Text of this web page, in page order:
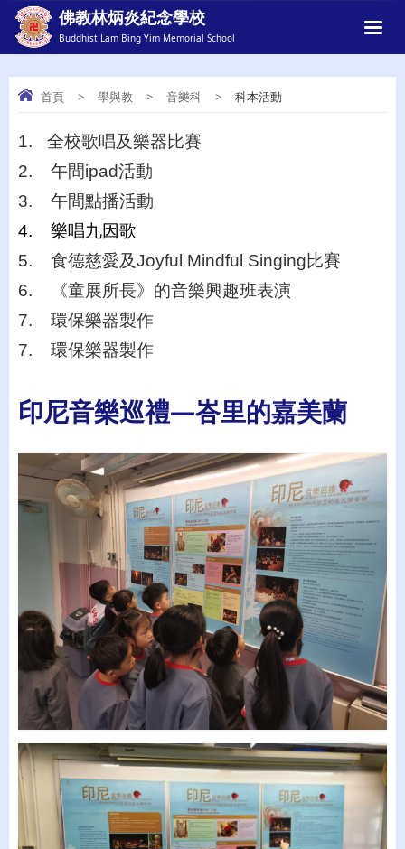
佛教林炳炎紀念學校
Buddhist Lam Bing Yim Memorial School
科本活動
首頁 > 學與教 > 音樂科 > 科本活動
1.
全校歌唱及樂器比賽
2. 午間ipad活動
3.
午間點播活動
4. 樂唱九因歌
5.
食德慈愛及Joyful Mindful Singing比賽
6.
《童展所長》的音樂興趣班表演
7.
環保樂器製作
7.
環保樂器製作
印尼音樂巡禮—峇里的嘉美蘭